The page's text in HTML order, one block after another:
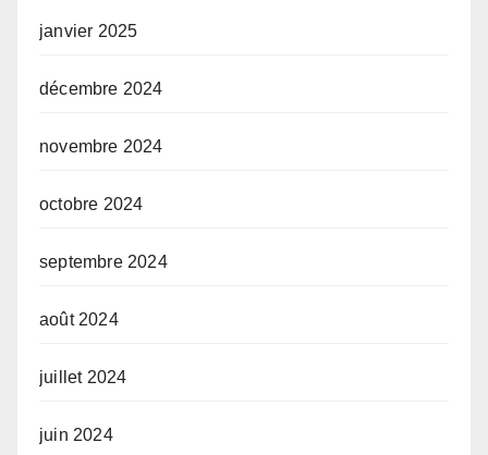
janvier 2025
décembre 2024
novembre 2024
octobre 2024
septembre 2024
août 2024
juillet 2024
juin 2024